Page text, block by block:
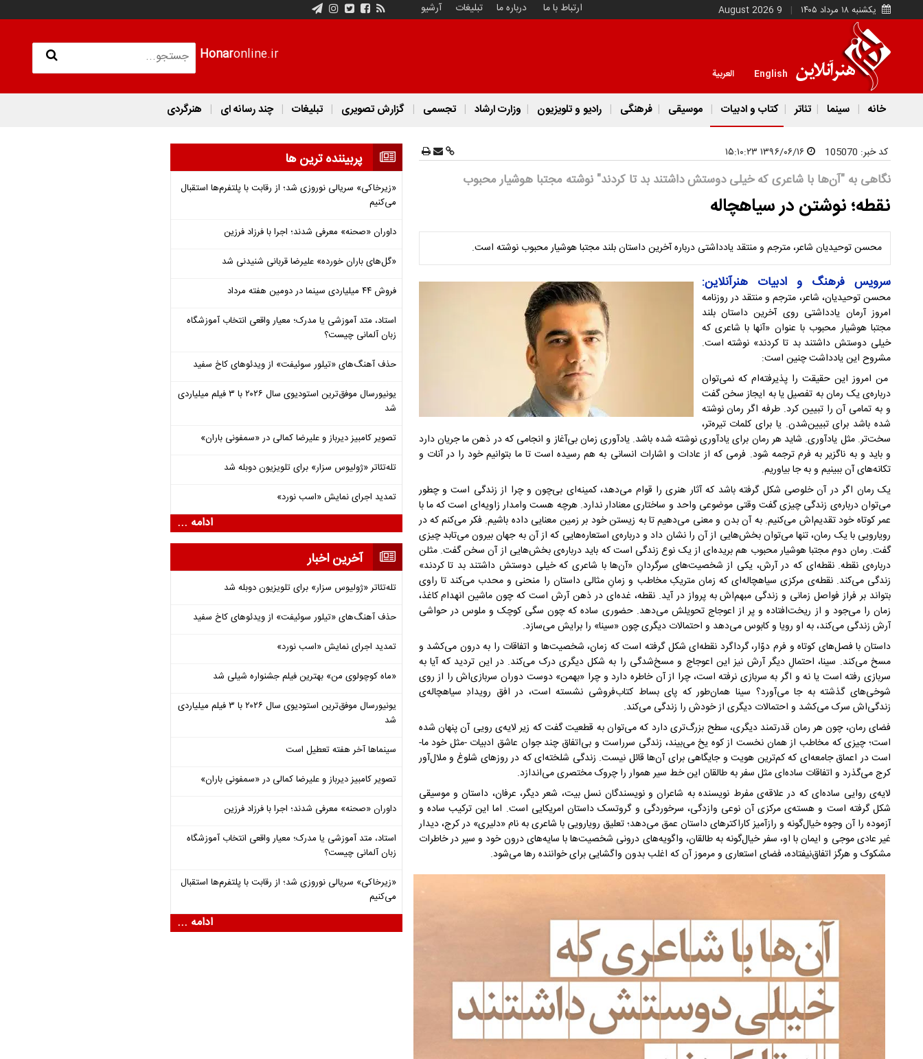
یکشنبه ۱۸ مرداد ۱۴۰۵ 9 August 2026 ارتباط با ما درباره ما تبلیغات آرشیو
Honaronline.ir
English العربية
خانه سینما تئاتر کتاب و ادبیات موسیقی فرهنگی رادیو و تلویزیون وزارت ارشاد تجسمی گزارش تصویری تبلیغات چند رسانه ای هنرگردی
کد خبر: 105070
نگاهی به "آن‌ها با شاعری که خیلی دوستش داشتند بد تا کردند" نوشته‌ مجتبا هوشیار محبوب
نقطه؛ نوشتن در سیاهچاله
محسن توحیدیان شاعر، مترجم و منتقد یادداشتی درباره آخرین داستان بلند مجتبا هوشیار محبوب نوشته است.
سرویس فرهنگ و ادبیات هنرآنلاین:
محسن توحیدیان، شاعر، مترجم و منتقد در روزنامه
امروز آرمان یادداشتی روی آخرین داستان بلند
مجتبا هوشیار محبوب با عنوان «آنها با شاعری که
خیلی دوستش داشتند بد تا کردند» نوشته است.
مشروح این یادداشت چنین است:
من امروز این حقیقت را پذیرفته‌ام که نمی‌توان
درباره‌ی یک رمان به تفصیل یا به ایجاز سخن گفت
و به تمامی آن را تبیین کرد. طرفه اگر رمان نوشته
شده باشد برای تبیین‌شدن. یا برای کلمات تیره‌تر،
سخت‌تر. مثل یادآوری. شاید هر رمان برای یادآوری نوشته شده باشد. یادآوری زمان بی‌آغاز و انجامی که در ذهن ما جریان دارد
و باید و به ناگزیر به فرم ترجمه شود. فرمی که از عادات و اشارات انسانی به هم رسیده است تا ما بتوانیم خود را در آنات و
تکانه‌های آن ببینیم و به جا بیاوریم.
یک رمان اگر در آن خلوصی شکل گرفته باشد که آثار هنری را قوام می‌دهد، کمینه‌ای بی‌چون و چرا از زندگی است و چطور
می‌توان درباره‌ی زندگی چیزی گفت وقتی موضوعی واحد و ساختاری معنادار ندارد. هرچه هست وامدار زاویه‌ای است که ما با
عمر کوتاه خود تقدیم‌اش می‌کنیم. به آن بدن و معنی می‌دهیم تا به زیستن خود بر زمین معنایی داده باشیم. فکر می‌کنم که در
رویارویی با یک رمان، تنها می‌توان بخش‌هایی از آن را نشان داد و درباره‌ی استعاره‌هایی که از آن به جهان بیرون می‌تابد چیزی
گفت. رمان دوم مجتبا هوشیار محبوب هم بریده‌ای از یک نوع زندگی است که باید درباره‌ی بخش‌هایی از آن سخن گفت. مثلن
درباره‌ی نقطه‌. نقطه‌ای که در آرش، یکی از شخصیت‌های سرگردانِ «آن‌ها با شاعری که خیلی دوستش داشتند بد تا کردند»
زندگی می‌کند. نقطه‌ی مرکزی سیاهچاله‌ای که زمان متریکِ مخاطب و زمانِ مثالی داستان را منحنی و محدب می‌کند تا راوی
بتواند بر فراز فواصل زمانی و زندگی مبهم‌اش به پرواز در آید. نقطه، غده‌ای در ذهن آرش است که چون ماشین انهدام کاغذ،
زمان را می‌جود و از ریخت‌افتاده و پر از اعوجاج تحویلش می‌دهد. حضوری ساده که چون سگی کوچک و ملوس در حواشی
آرش زندگی می‌کند، به او رویا و کابوس می‌دهد و احتمالات دیگری چون «سینا» را برایش می‌سازد.
داستان با فصل‌های کوتاه و فرم دوّار، گرداگرد نقطه‌ای شکل گرفته است که زمان، شخصیت‌ها و اتفاقات را به درون می‌کشد و
مسخ می‌کند. سینا، احتمالِ دیگر آرش نیز این اعوجاج و مسخ‌شدگی را به شکل دیگری درک می‌کند. در این تردید که آیا به
سربازی رفته است یا نه و اگر به سربازی نرفته است، چرا از آن خاطره دارد و چرا «بهمن» دوست دوران سربازی‌اش را از روی
شوخی‌های گذشته به جا می‌آورد؟ سینا همان‌طور که پای بساط کتاب‌فروشی نشسته است، در افق رویدادِ سیاهچاله‌ی
زندگی‌اش سرک می‌کشد و احتمالات دیگری از خودش را زندگی می‌کند.
فضای رمان، چون هر رمان قدرتمند دیگری، سطح بزرگ‌تری دارد که می‌توان به قطعیت گفت که زیر لایه‌ی رویی آن پنهان شده
است؛ چیزی که مخاطب از همان نخست از کوه یخ می‌بیند، زندگی سرراست و بی‌اتفاق چند جوان عاشق ادبیات -مثل خود ما-
است در اعماق جامعه‌ای که کم‌ترین هویت و‌ جایگاهی برای‌ آن‌ها قائل نیست. زندگی شلخته‌ای که در روزهای شلوغ و ملال‌آور
کرج می‌گذرد و اتفاقات ساده‌ای مثل سفر به طالقان این خط سیر هموار را چروک مختصری می‌اندازد.
لایه‌‌ی روایی ساده‌ای که در علاقه‌ی مفرط نویسنده به شاعران و نویسندگان نسل بیت، شعر دیگر، عرفان، داستان و موسیقی
شکل گرفته است و هسته‌ی مرکزی آن نوعی وازدگی‌، سرخوردگی و گروتسک داستان‌ امریکایی است. اما این ترکیب ساده و
آزموده را آن وجوه خیال‌گونه و رازآمیز کاراکترهای داستان عمق می‌دهد؛ تعلیق رویارویی با شاعری به نام «دلیری» در کرج، دیدار
غیر عادی موجی و ایمان با او، سفر خیال‌گونه به طالقان، واگویه‌های درونی شخصیت‌ها با سایه‌های درون خود و سیر در خاطرات
مشکوک و هرگز اتفاق‌نیفتاده، فضای استعاری و مرموز آن که اغلب بدون واگشایی برای خواننده رها می‌شود.
پربیننده ترین ها
«زیرخاکی» سریالی نوروزی شد؛ از رقابت با پلتفرم‌ها استقبال
می‌کنیم
داوران «صحنه» معرفی شدند؛ اجرا با فرزاد فرزین
«گل‌های باران خورده» علیرضا قربانی شنیدنی شد
فروش ۴۴ میلیاردی سینما در دومین هفته‌ مرداد
استاد، متد آموزشی یا مدرک؛ معیار واقعی انتخاب آموزشگاه
زبان آلمانی چیست؟
حذف آهنگ‌های «تیلور سوئیفت» از ویدئوهای کاخ سفید
یونیورسال موفق‌ترین استودیوی سال ۲۰۲۶ با ۳ فیلم میلیاردی
شد
تصویر کامبیز دیرباز و علیرضا کمالی در «سمفونی باران»
تله‌تئاتر «ژولیوس سزار» برای تلویزیون دوبله شد
تمدید اجرای نمایش «اسب نورد»
ادامه ...
آخرین اخبار
تله‌تئاتر «ژولیوس سزار» برای تلویزیون دوبله شد
حذف آهنگ‌های «تیلور سوئیفت» از ویدئوهای کاخ سفید
تمدید اجرای نمایش «اسب نورد»
«ماه کوچولوی من» بهترین فیلم جشنواره شیلی شد
یونیورسال موفق‌ترین استودیوی سال ۲۰۲۶ با ۳ فیلم میلیاردی
شد
سینماها آخر هفته تعطیل است
تصویر کامبیز دیرباز و علیرضا کمالی در «سمفونی باران»
داوران «صحنه» معرفی شدند؛ اجرا با فرزاد فرزین
استاد، متد آموزشی یا مدرک؛ معیار واقعی انتخاب آموزشگاه
زبان آلمانی چیست؟
«زیرخاکی» سریالی نوروزی شد؛ از رقابت با پلتفرم‌ها استقبال
می‌کنیم
ادامه ...